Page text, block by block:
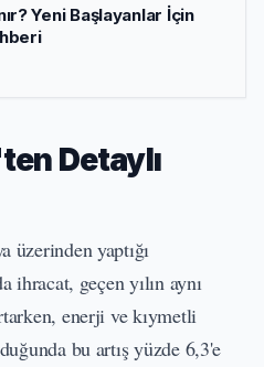
Yeni Başlayanlar İçin
Detaylı
üzerinden yaptığı
ihracat, geçen yılın aynı
enerji ve kıymetli
bu artış yüzde 6,3'e